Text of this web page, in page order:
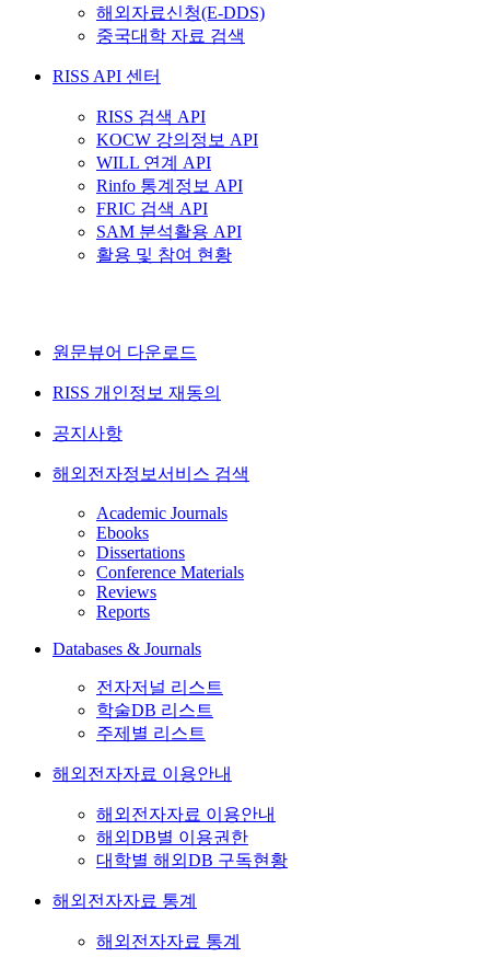
해외자료신청(E-DDS)
중국대학 자료 검색
RISS API 센터
RISS 검색 API
KOCW 강의정보 API
WILL 연계 API
Rinfo 통계정보 API
FRIC 검색 API
SAM 분석활용 API
활용 및 참여 현황
원문뷰어 다운로드
RISS 개인정보 재동의
공지사항
해외전자정보서비스 검색
Academic Journals
Ebooks
Dissertations
Conference Materials
Reviews
Reports
Databases & Journals
전자저널 리스트
학술DB 리스트
주제별 리스트
해외전자자료 이용안내
해외전자자료 이용안내
해외DB별 이용권한
대학별 해외DB 구독현황
해외전자자료 통계
해외전자자료 통계